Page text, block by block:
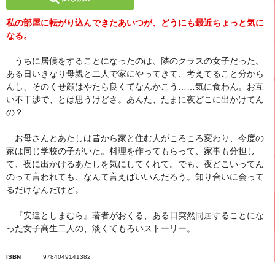
私の部屋に転がり込んできたあいつが、どうにも最近ちょっと気に
なる。
うちに居候をすることになったのは、隣のクラスの女子だった。
ある日いきなり母親と二人で家にやってきて、考えてること分から
んし、そのくせ顔はやたら良くてなんかこう……気に食わん。お互
い不干渉で、とは思うけどさ。あんた、たまに夜どこに出かけてん
の？
お母さんとあたしは昔から家と住む人がころころ変わり、今度の
家は同じ学校の子がいた。料理を作ってもらって、家事も分担し
て、夜に出かけるあたしを気にしてくれて。でも、夜どこいってん
のって言われても、なんて言えばいいんだろう。知り合いに会って
るだけなんだけど。
『安達としまむら』著者がおくる、ある日突然同居することにな
った女子高生二人の、淡くてもろいストーリー。
ISBN 9784049141382